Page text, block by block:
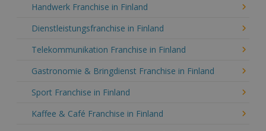
Handwerk Franchise in Finland
Dienstleistungsfranchise in Finland
Telekommunikation Franchise in Finland
Gastronomie & Bringdienst Franchise in Finland
Sport Franchise in Finland
Kaffee & Café Franchise in Finland